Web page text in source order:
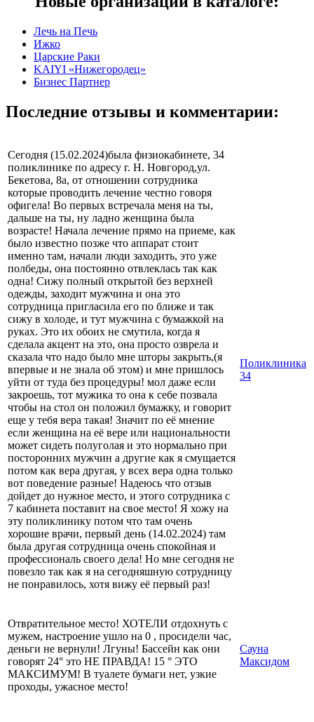
Лечь на Печь
Ижко
Царские Раки
KAIYI «Нижегородец»
Бизнес Партнер
Последние отзывы и комментарии:
Сегодня (15.02.2024)была физиокабинете, 34
поликлинике по адресу г. Н. Новгород,ул.
Бекетова, 8а, от отношении сотрудника
которые проводить лечение честно говоря
офигела! Во первых встречала меня на ты,
дальше на ты, ну ладно женщина была
возрасте! Начала лечение прямо на приеме, как
было известно позже что аппарат стоит
именно там, начали люди заходить, это уже
полбеды, она постоянно отвлеклась так как
одна! Сижу полный открытой без верхней
одежды, заходит мужчина и она это
сотрудница пригласила его по ближе и так
сижу в холоде, и тут мужчина с бумажкой на
руках. Это их обоих не смутила, когда я
сделала акцент на это, она просто озврела и
сказала что надо было мне шторы закрыть,(я
впервые и не знала об этом) и мне пришлось
уйти от туда без процедуры! мол даже если
закроешь, тот мужика то она к себе позвала
чтобы на стол он положил бумажку, и говорит
еще у тебя вера такая! Значит по её мнение
если женщина на её вере или национальности
может сидеть полуголая и это нормально при
посторонних мужчин а другие как я смущается
потом как вера другая, у всех вера одна только
вот поведение разные! Надеюсь что отзыв
дойдет до нужное место, и этого сотрудника с
7 кабинета поставит на свое место! Я хожу на
эту поликлинику потом что там очень
хорошие врачи, первый день (14.02.2024) там
была другая сотрудница очень спокойная и
профессиональ своего дела! Но мне сегодня не
повезло так как я на сегодняшную сотрудницу
не понравилось, хотя вижу её первый раз!
Поликлиника
34
Отвратительное место! ХОТЕЛИ отдохнуть с
мужем, настроение ушло на 0 , просидели час,
деньги не вернули! Лгуны! Бассейн как они
говорят 24° это НЕ ПРАВДА! 15 ° ЭТО
МАКСИМУМ! В туалете бумаги нет, узкие
проходы, ужасное место!
Сауна
Максидом